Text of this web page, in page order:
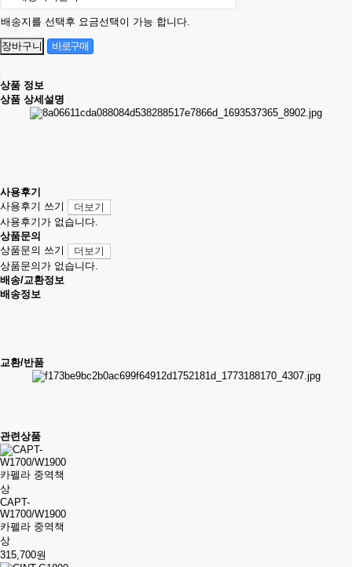
배송지를 선택후 요금선택이 가능 합니다.
상품 정보
상품 상세설명
사용후기
사용후기 쓰기
더보기
사용후기가 없습니다.
상품문의
상품문의 쓰기
더보기
상품문의가 없습니다.
배송/교환정보
배송정보
교환/반품
관련상품
CAPT-
W1700/W1900
카펠라 중역책
상
315,700원